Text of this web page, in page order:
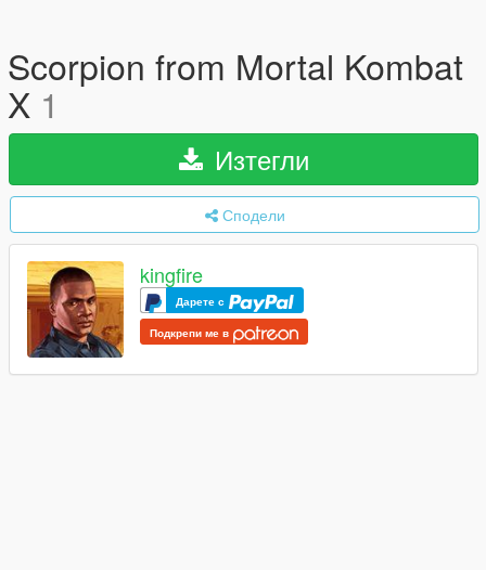
Scorpion from Mortal Kombat
X 1
Изтегли
Сподели
kingfire
Дарете с
Подкрепи ме в